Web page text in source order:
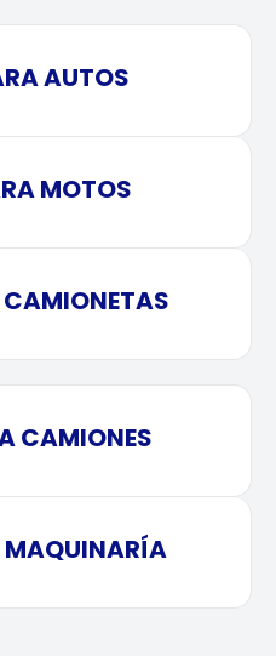
AUTOS
MOTOS
CAMIONES
MAQUINARÍA